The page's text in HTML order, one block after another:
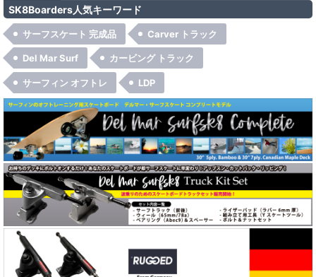
NitroSK8
Rugged Truck
Original Skateboards
Carver（カーバー）
Carver（カーバー）コンプリート
Carver（カーバー）トラック
Caver（カーバー）パーツ
Randal（ランダル）
Seismic（セイスミック）
SK8Boarders人気キーワード
サーフスケート 完成品 Carver トラック
Del Mar Surf カービング トラック
サーフィン オフトレ LDP